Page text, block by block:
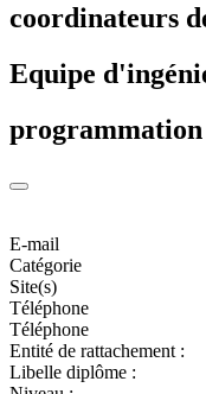
coordinateurs
Equipe
programmation
E-mail
Catégorie
Site(s)
Téléphone
Téléphone
Entité de rattachement :
Libelle diplôme :